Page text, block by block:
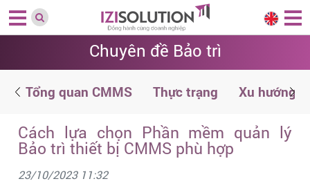
Chuyên đề Bảo trì
Tổng quan CMMS Thực trạng Xu hướng
Cách lựa chọn Phần mềm quản lý
Bảo trì thiết bị CMMS phù hợp
23/10/2023 11:32